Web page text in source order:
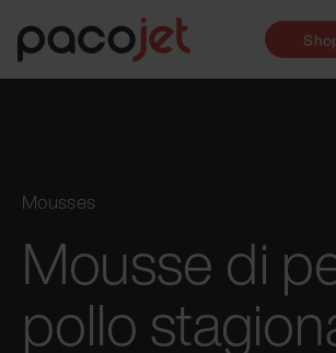
Mousses
Mousse di
pollo